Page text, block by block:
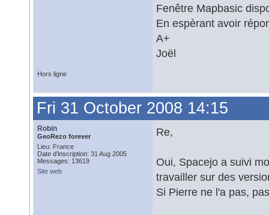
Fenêtre Mapbasic
En espèrant avoir
A+
Joël
Hors ligne
Fri 31 October 2008 14:15
Robin
GeoRezo forever
Lieu: France
Date d'inscription: 31 Aug 2005
Messages: 13619
Site web
Re,
Oui, Spacejo a suivi
travailler sur des
Si Pierre ne l'a pas,